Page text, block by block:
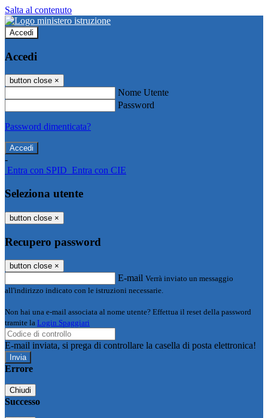
Salta al contenuto
Accedi
Accedi
button close ×
Nome Utente
Password
Password dimenticata?
-
Entra con SPID Entra con CIE
Seleziona utente
button close ×
Recupero password
button close ×
E-mail Verrà inviato un messaggio
all'indirizzo indicato con le istruzioni necessarie.
Non hai una e-mail associata al nome utente? Effettua il reset della password
tramite la Login Spaggiari
E-mail inviata, si prega di controllare la casella di posta elettronica!
Errore
Chiudi
Successo